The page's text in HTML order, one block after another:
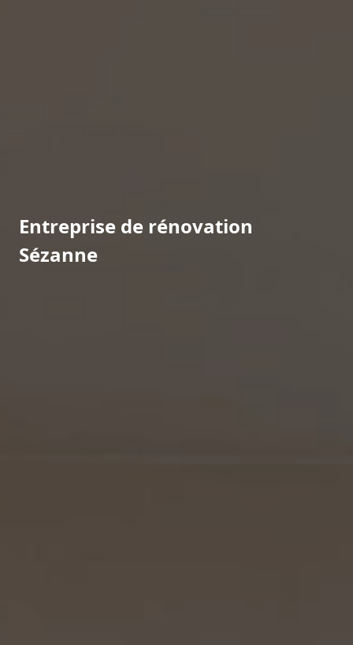
Entreprise de rénovation
Sézanne